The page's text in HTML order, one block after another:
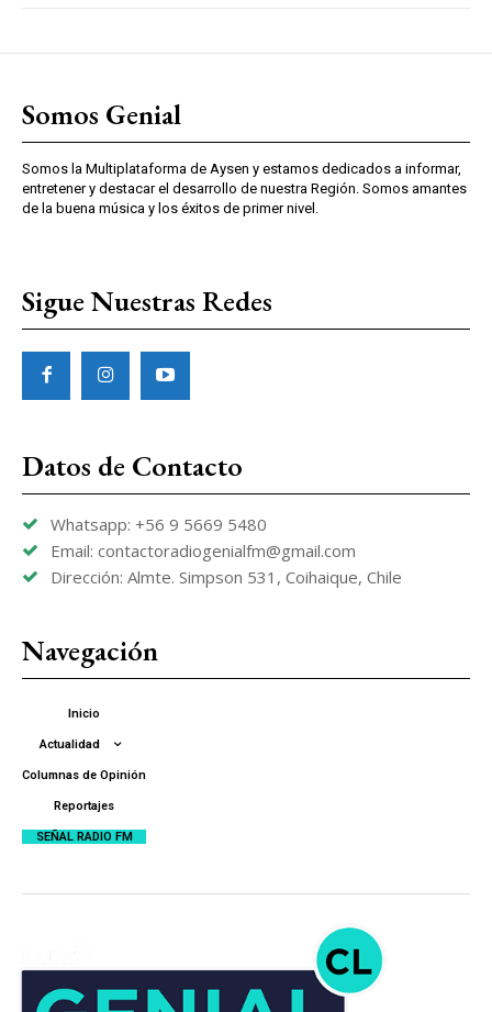
Somos Genial
Somos la Multiplataforma de Aysen y estamos dedicados a informar,
entretener y destacar el desarrollo de nuestra Región. Somos amantes
de la buena música y los éxitos de primer nivel.
Sigue Nuestras Redes
Datos de Contacto
Whatsapp: +56 9 5669 5480
Email: contactoradiogenialfm@gmail.com
Dirección: Almte. Simpson 531, Coihaique, Chile
Navegación
Inicio
Actualidad
Columnas de Opinión
Reportajes
SEÑAL RADIO FM